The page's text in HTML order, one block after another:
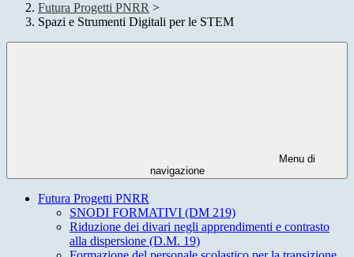
Futura Progetti PNRR >
Spazi e Strumenti Digitali per le STEM
Menu di
navigazione
Futura Progetti PNRR
SNODI FORMATIVI (DM 219)
Riduzione dei divari negli apprendimenti e contrasto
alla dispersione (D.M. 19)